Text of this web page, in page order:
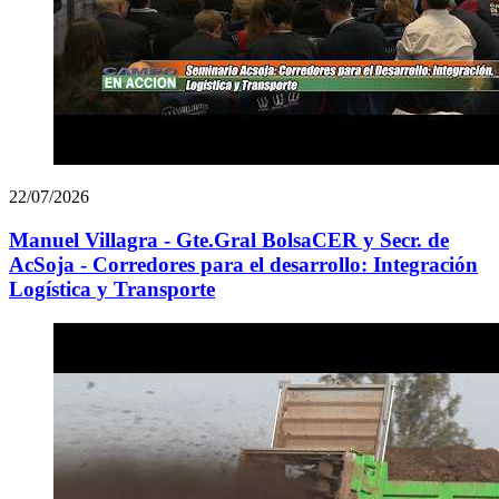
22/07/2026
Manuel Villagra - Gte.Gral BolsaCER y Secr. de
AcSoja - Corredores para el desarrollo: Integración
Logística y Transporte